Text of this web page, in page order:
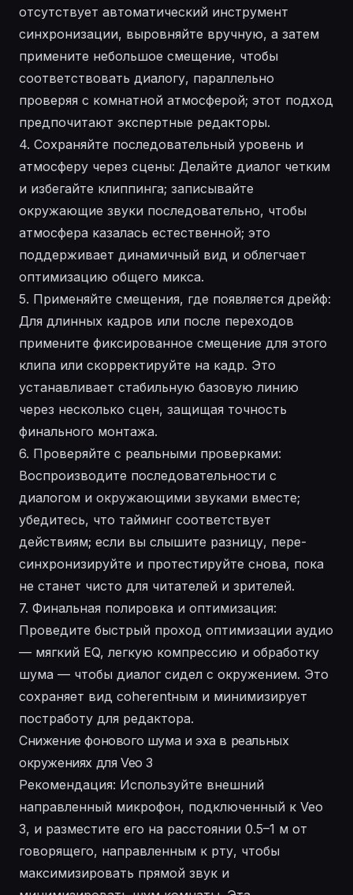
отсутствует автоматический инструмент
синхронизации, выровняйте вручную, а затем
примените небольшое смещение, чтобы
соответствовать диалогу, параллельно
проверяя с комнатной атмосферой; этот подход
предпочитают экспертные редакторы.
4. Сохраняйте последовательный уровень и
атмосферу через сцены: Делайте диалог четким
и избегайте клиппинга; записывайте
окружающие звуки последовательно, чтобы
атмосфера казалась естественной; это
поддерживает динамичный вид и облегчает
оптимизацию общего микса.
5. Применяйте смещения, где появляется дрейф:
Для длинных кадров или после переходов
примените фиксированное смещение для этого
клипа или скорректируйте на кадр. Это
устанавливает стабильную базовую линию
через несколько сцен, защищая точность
финального монтажа.
6. Проверяйте с реальными проверками:
Воспроизводите последовательности с
диалогом и окружающими звуками вместе;
убедитесь, что тайминг соответствует
действиям; если вы слышите разницу, пере-
синхронизируйте и протестируйте снова, пока
не станет чисто для читателей и зрителей.
7. Финальная полировка и оптимизация:
Проведите быстрый проход оптимизации аудио
— мягкий EQ, легкую компрессию и обработку
шума — чтобы диалог сидел с окружением. Это
сохраняет вид coherentным и минимизирует
постработу для редактора.
Снижение фонового шума и эха в реальных
окружениях для Veo 3
Рекомендация: Используйте внешний
направленный микрофон, подключенный к Veo
3, и разместите его на расстоянии 0.5–1 м от
говорящего, направленным к рту, чтобы
максимизировать прямой звук и